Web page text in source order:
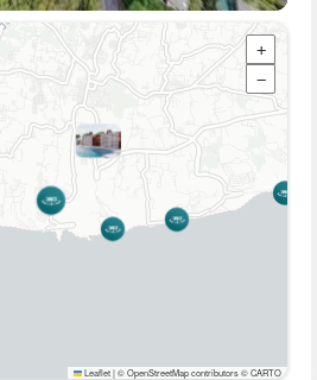
+
−
Leaflet|© OpenStreetMap contributors © CARTO